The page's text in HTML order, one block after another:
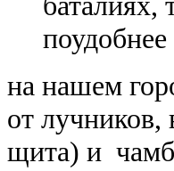
на нашем
от лучников,
щита) и